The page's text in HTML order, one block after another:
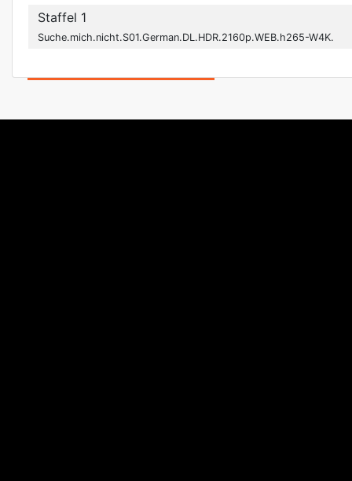
Staffel 1
Suche.mich.nicht.S01.German.DL.HDR.2160p.WEB.h265-W4K.